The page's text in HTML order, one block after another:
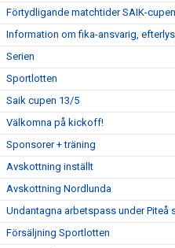
Förtydligande matchtider SAIK-
Information om fika-ansvarig,
Serien
Sportlotten
Saik cupen 13/5
Välkomna på kickoff!
Sponsorer + träning
Avskottning inställt
Avskottning Nordlunda
Undantagna arbetspass under Piteå
Försäljning Sportlotten